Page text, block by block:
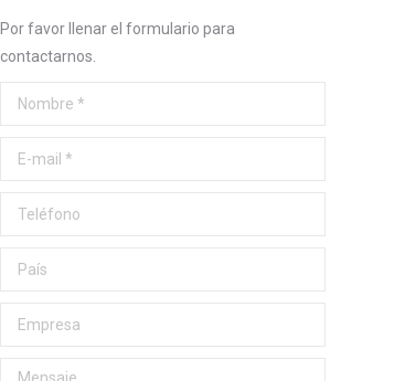
Por favor llenar el formulario para
contactarnos.
Nombre *
E-mail *
Teléfono
País
Empresa
Mensaje